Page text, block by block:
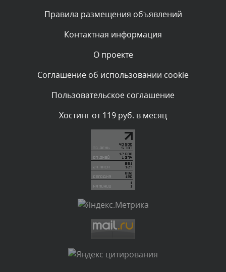
администратором.
Комментарий проверяется
администратором.
Комментарий проверяется
Текст комментария будет виден после проверки
Комментарий проверяется
Текст комментария будет виден после проверки
администратором.
Текст комментария будет виден после проверки
администратором.
Правила размещения объявлений
Контактная информация
О проекте
Соглашение об использовании cookie
Пользовательское соглашение
Хостинг от 119 руб. в месяц